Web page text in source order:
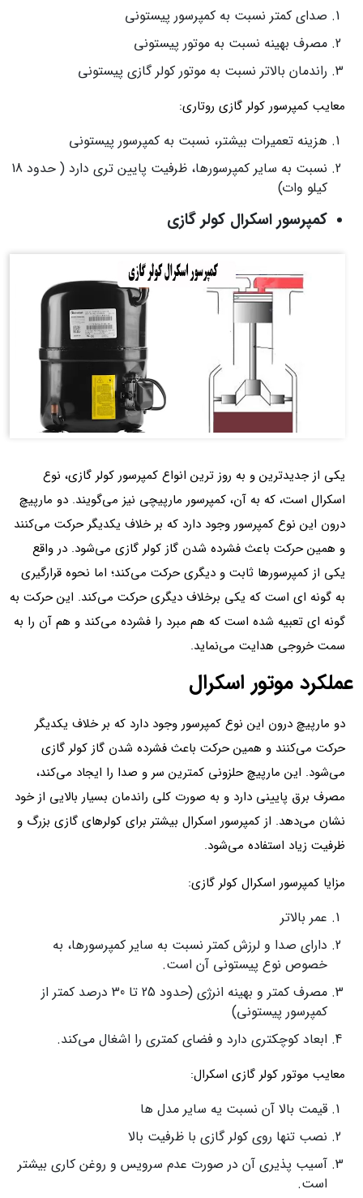
صدای کمتر نسبت به کمپرسور پیستونی
مصرف بهینه نسبت به موتور پیستونی
راندمان بالاتر نسبت به موتور کولر گازی پیستونی
معایب کمپرسور کولر گازی روتاری:
هزینه تعمیرات بیشتر، نسبت به کمپرسور پیستونی
نسبت به سایر کمپرسورها، ظرفیت پایین تری دارد ( حدود 18
کیلو وات)
کمپرسور اسکرال کولر گازی
یکی از جدیدترین و به روز ترین انواع کمپرسور کولر گازی، نوع
اسکرال است، که به آن، کمپرسور مارپیچی نیز می‌گویند. دو مارپیچ
درون این نوع کمپرسور وجود دارد که بر خلاف یکدیگر حرکت می‌کنند
و همین حرکت باعث فشرده شدن گاز کولر گازی می‌شود. در واقع
یکی از کمپرسورها ثابت و دیگری حرکت می‌کند؛ اما نحوه قرارگیری
به گونه ای است که یکی برخلاف دیگری حرکت می‌کند. این حرکت به
گونه ای تعبیه شده است که هم مبرد را فشرده می‌کند و هم آن را به
سمت خروجی هدایت می‌نماید.
عملکرد موتور اسکرال
دو مارپیچ درون این نوع کمپرسور وجود دارد که بر خلاف یکدیگر
حرکت می‌کنند و همین حرکت باعث فشرده شدن گاز کولر گازی
می‌شود. این مارپیچ حلزونی کمترین سر و صدا را ایجاد می‌کند،
مصرف برق پایینی دارد و به صورت کلی راندمان بسیار بالایی از خود
نشان می‌دهد. از کمپرسور اسکرال بیشتر برای کولرهای گازی بزرگ و
ظرفیت زیاد استفاده می‌شود.
مزایا کمپرسور اسکرال کولر گازی:
عمر بالاتر
دارای صدا و لرزش کمتر نسبت به سایر کمپرسورها، به
خصوص نوع پیستونی آن است.
مصرف کمتر و بهینه انرژی (حدود 25 تا 30 درصد کمتر از
کمپرسور پیستونی)
ابعاد کوچکتری دارد و فضای کمتری را اشغال می‌کند.
معایب موتور کولر گازی اسکرال:
قیمت بالا آن نسبت یه سایر مدل ها
نصب تنها روی کولر گازی با ظرفیت بالا
آسیب پذیری آن در صورت عدم سرویس و روغن کاری بیشتر
است.